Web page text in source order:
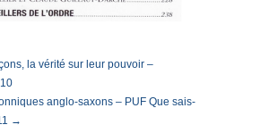
la vérité sur leur pouvoir –
anglo-saxons – PUF Que sais-
→